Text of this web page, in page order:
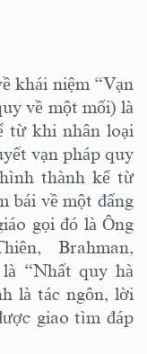
khái niệm “Vạn
về một mối) là
từ khi nhân loại
vạn pháp quy
thành kể từ
bái về một đấng
gọi đó là Ông
Brahman,
“Nhất quy hà
là tác ngôn, lời
giao tìm đáp